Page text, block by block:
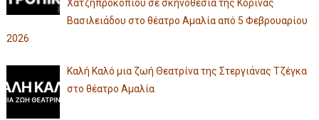
Χατζηπροκοπίου σε σκηνοθεσία της Κορίνας
Βασιλειάδου στο θέατρο Αμαλία από 5 Φεβρουαρίου
2026
Καλή Καλό μια ζωή Θεατρίνα της Στεργιάνας Τζέγκα
στο θέατρο Αμαλία